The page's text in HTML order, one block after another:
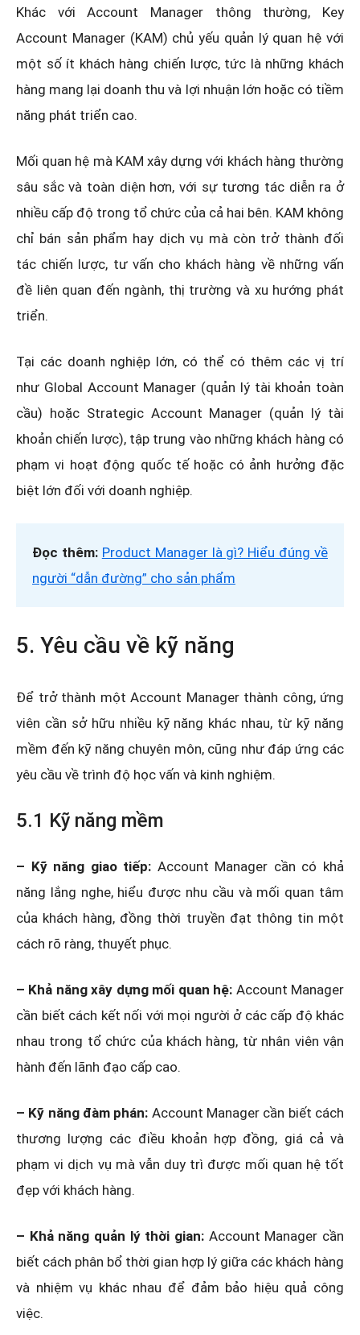
Khác với Account Manager thông thường, Key
Account Manager (KAM) chủ yếu quản lý quan hệ với
một số ít khách hàng chiến lược, tức là những khách
hàng mang lại doanh thu và lợi nhuận lớn hoặc có tiềm
năng phát triển cao.
Mối quan hệ mà KAM xây dựng với khách hàng thường
sâu sắc và toàn diện hơn, với sự tương tác diễn ra ở
nhiều cấp độ trong tổ chức của cả hai bên. KAM không
chỉ bán sản phẩm hay dịch vụ mà còn trở thành đối
tác chiến lược, tư vấn cho khách hàng về những vấn
đề liên quan đến ngành, thị trường và xu hướng phát
triển.
Tại các doanh nghiệp lớn, có thể có thêm các vị trí
như Global Account Manager (quản lý tài khoản toàn
cầu) hoặc Strategic Account Manager (quản lý tài
khoản chiến lược), tập trung vào những khách hàng có
phạm vi hoạt động quốc tế hoặc có ảnh hưởng đặc
biệt lớn đối với doanh nghiệp.
Đọc thêm: Product Manager là gì? Hiểu đúng về
người “dẫn đường” cho sản phẩm
5. Yêu cầu về kỹ năng
Để trở thành một Account Manager thành công, ứng
viên cần sở hữu nhiều kỹ năng khác nhau, từ kỹ năng
mềm đến kỹ năng chuyên môn, cũng như đáp ứng các
yêu cầu về trình độ học vấn và kinh nghiệm.
5.1 Kỹ năng mềm
– Kỹ năng giao tiếp: Account Manager cần có khả
năng lắng nghe, hiểu được nhu cầu và mối quan tâm
của khách hàng, đồng thời truyền đạt thông tin một
cách rõ ràng, thuyết phục.
– Khả năng xây dựng mối quan hệ: Account Manager
cần biết cách kết nối với mọi người ở các cấp độ khác
nhau trong tổ chức của khách hàng, từ nhân viên vận
hành đến lãnh đạo cấp cao.
– Kỹ năng đàm phán: Account Manager cần biết cách
thương lượng các điều khoản hợp đồng, giá cả và
phạm vi dịch vụ mà vẫn duy trì được mối quan hệ tốt
đẹp với khách hàng.
– Khả năng quản lý thời gian: Account Manager cần
biết cách phân bổ thời gian hợp lý giữa các khách hàng
và nhiệm vụ khác nhau để đảm bảo hiệu quả công
việc.